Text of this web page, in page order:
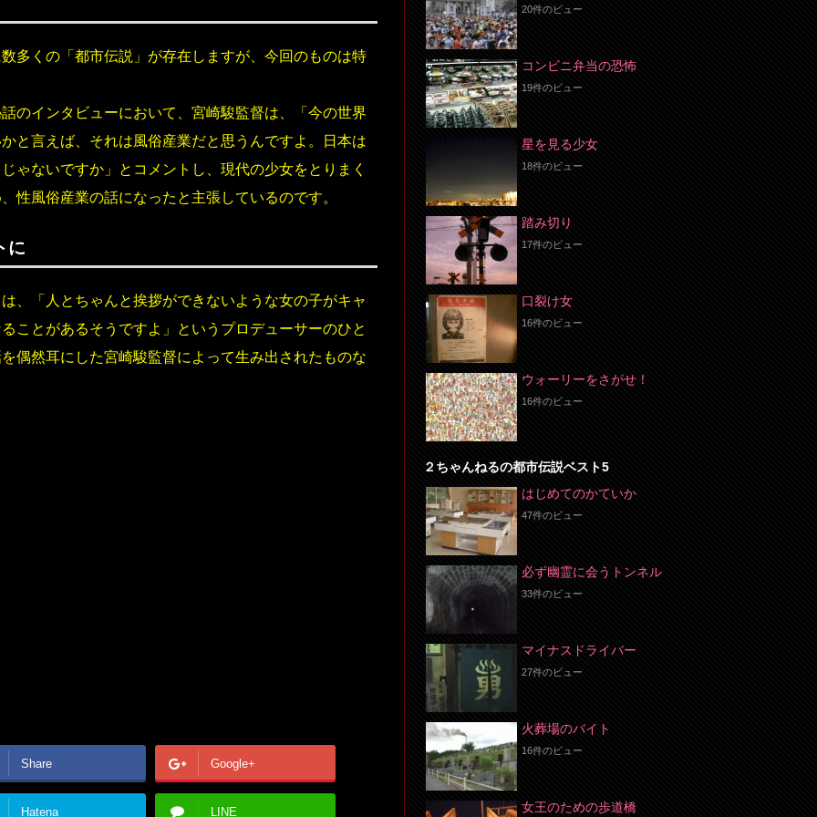
多くの「都市伝説」が存在しますが、今回のものは特
のインタビューにおいて、宮崎駿監督は、「今の世界
と言えば、それは風俗産業だと思うんですよ。日本は
ゃないですか」とコメントし、現代の少女をとりまく
性風俗産業の話になったと主張しているのです。
に
、「人とちゃんと挨拶ができないような女の子がキャ
ことがあるそうですよ」というプロデューサーのひと
偶然耳にした宮崎駿監督によって生み出されたものな
Share Google+
Hatena LINE
20件のビュー
コンビニ弁当の恐怖
19件のビュー
星を見る少女
18件のビュー
踏み切り
17件のビュー
口裂け女
16件のビュー
ウォーリーをさがせ！
16件のビュー
２ちゃんねるの都市伝説ベスト5
はじめてのかていか
47件のビュー
必ず幽霊に会うトンネル
33件のビュー
マイナスドライバー
27件のビュー
火葬場のバイト
16件のビュー
女王のための歩道橋